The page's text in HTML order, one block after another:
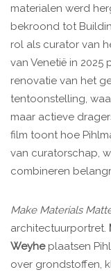
materialen werd
bekroond tot
rol als curator van
van Venetië in 2025
renovatie van het
tentoonstelling,
maar actieve
film toont hoe
van curatorschap,
combineren
Make Materials
architectuurportret.
Weyheplaatsen
over grondstoffen,